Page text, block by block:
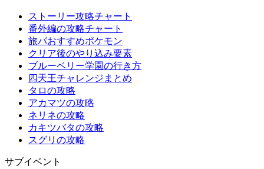
ストーリー攻略チャート
番外編の攻略チャート
旅パおすすめポケモン
クリア後のやり込み要素
ブルーベリー学園の行き方
四天王チャレンジまとめ
タロの攻略
アカマツの攻略
ネリネの攻略
カキツバタの攻略
スグリの攻略
サブイベント